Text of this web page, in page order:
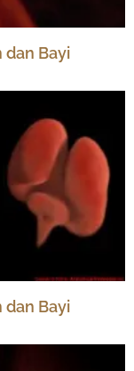
dan Bayi
dan Bayi